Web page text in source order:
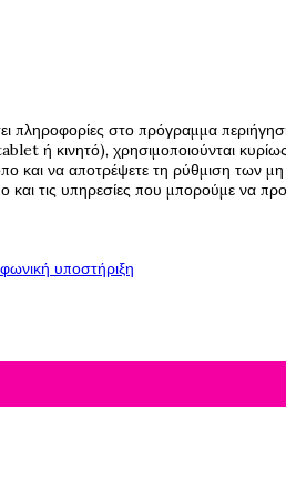
πληροφορίες στο πρόγραμμα
ή κινητό), χρησιμοποιούνται
και να αποτρέψετε τη ρύθμιση των
και τις υπηρεσίες που μπορούμε να
υποστήριξη